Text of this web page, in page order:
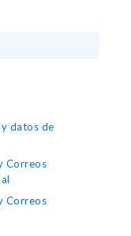
datos de
Correos
Correos